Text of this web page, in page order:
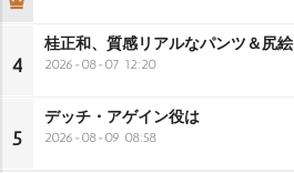
4
桂正和、質感リアルなパンツ＆尻絵
2026-08-07 12:20
5
デッチ・アゲイン役は
2026-08-09 08:58